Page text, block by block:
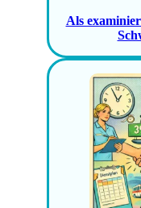
Als